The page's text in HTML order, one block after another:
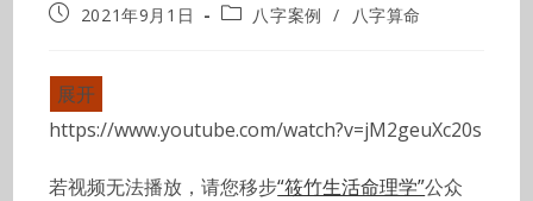
Post2021年9月1日
Post八字案例 / 八字算命
展开
https://www.youtube.com/watch?v=jM2geuXc20s
若视频无法播放，请您移步“筱竹生活命理学”公众